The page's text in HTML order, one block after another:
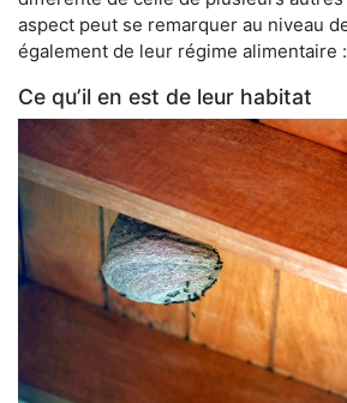
aspect peut se remarquer au niveau
également de leur régime alimentaire :
Ce qu’il en est de leur habitat